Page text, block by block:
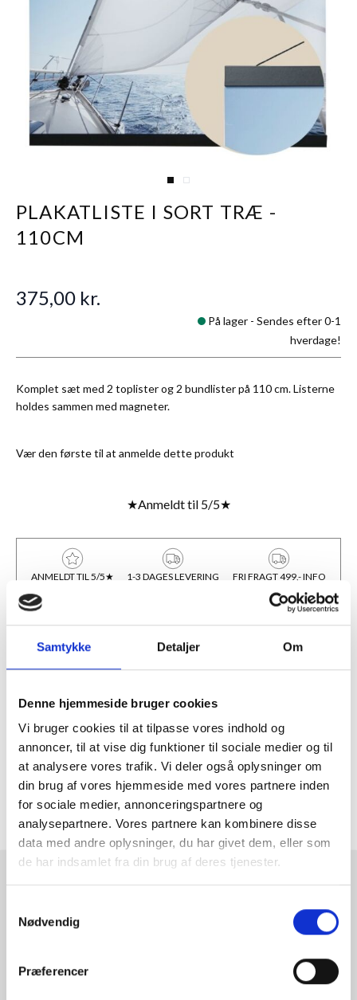
Samtykke Detaljer Om
Denne hjemmeside bruger cookies
Vi bruger cookies til at tilpasse vores indhold og
annoncer, til at vise dig funktioner til sociale medier og til
at analysere vores trafik. Vi deler også oplysninger om
din brug af vores hjemmeside med vores partnere inden
for sociale medier, annonceringspartnere og
analysepartnere. Vores partnere kan kombinere disse
data med andre oplysninger, du har givet dem, eller som
de har indsamlet fra din brug af deres tjenester.
Nødvendig
Præferencer
View larger image
View larger image
PLAKATLISTE I SORT TRÆ -
110CM
Komplet sæt med 2 toplister og 2 bundlister på 110 cm. Listerne
holdes sammen med magneter.
Vær den første til at anmelde dette produkt
375,00 kr.
På lager - Sendes efter 0-1
hverdage!
★Anmeldt til 5/5★
ANMELDT TIL 5/5★ 1-3 DAGES LEVERING FRI FRAGT 499,- INFO
ene topliste for let ophængning. Listerne holdes sammen med
magneter.
MERE INFORMATION
RAMMESHOPPEN.DK
Rammeshoppen ApS
Danmark